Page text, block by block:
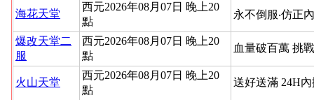
海花天堂
西元2026年08月07日 晚上20
點
永不倒服‧仿正
爆改天堂二
服
西元2026年08月07日 晚上20
點
血量破百萬 挑
火山天堂
西元2026年08月07日 晚上20
點
送好送滿 24H